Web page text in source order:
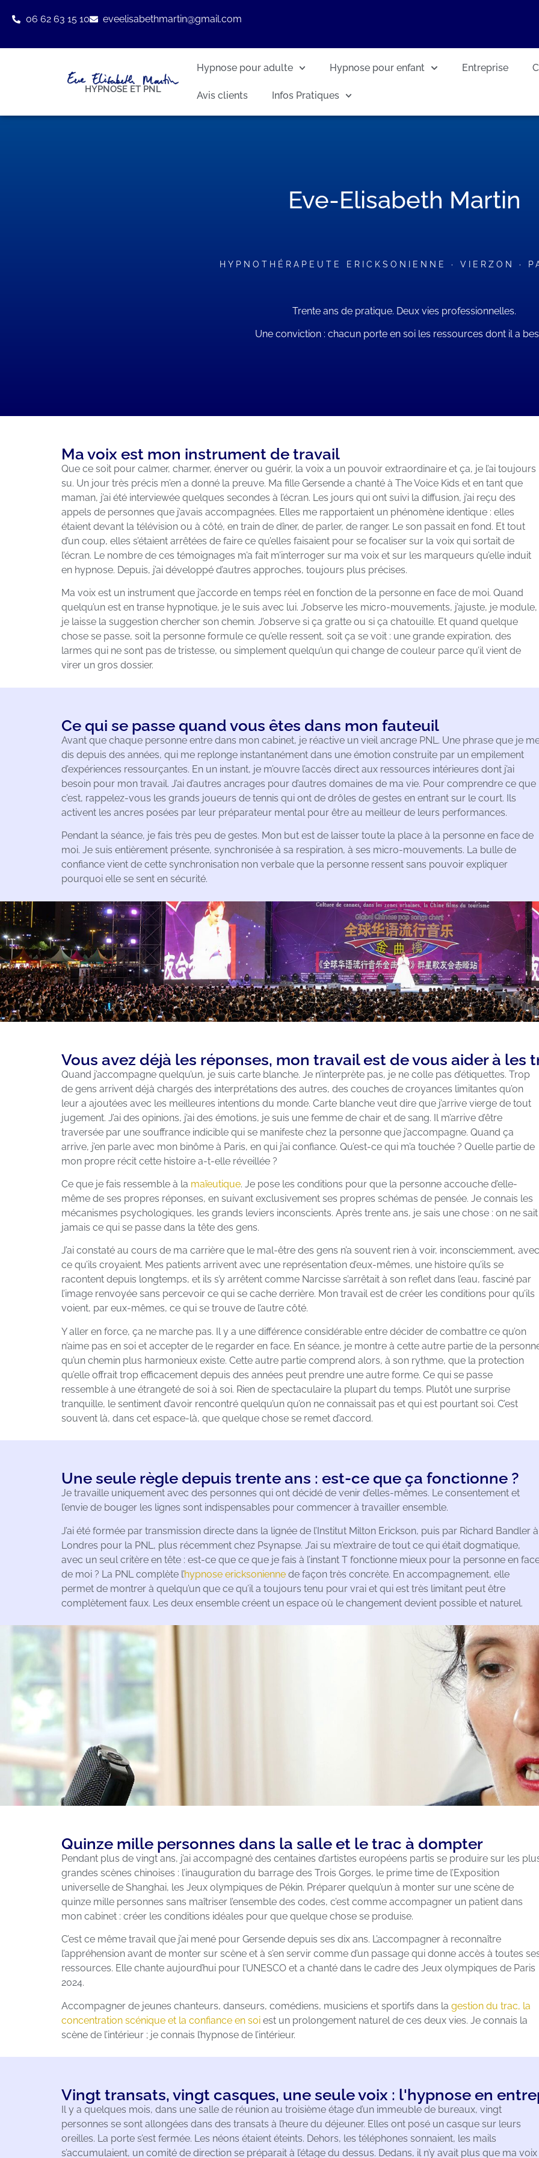
06 62 63 15 10 eveelisabethmartin@gmail.com
HYPNOSE ET PNL
Hypnose pour adulte Hypnose pour enfant Entreprise
Avis clients Infos Pratiques
Eve-Elisabeth Martin
HYPNOTHÉRAPEUTE ERICKSONIENNE · VIERZON ·
Trente ans de pratique. Deux vies professionnelles.
Une conviction : chacun porte en soi les ressources dont il a
Ma voix est mon instrument de travail
Que ce soit pour calmer, charmer, énerver ou guérir, la voix a un pouvoir extraordinaire et ça, je l’ai toujours
su. Un jour très précis m’en a donné la preuve. Ma fille Gersende a chanté à The Voice Kids et en tant que
maman, j’ai été interviewée quelques secondes à l’écran. Les jours qui ont suivi la diffusion, j’ai reçu des
appels de personnes que j’avais accompagnées. Elles me rapportaient un phénomène identique : elles
étaient devant la télévision ou à côté, en train de dîner, de parler, de ranger. Le son passait en fond. Et tout
d’un coup, elles s’étaient arrêtées de faire ce qu’elles faisaient pour se focaliser sur la voix qui sortait de
l’écran. Le nombre de ces témoignages m’a fait m’interroger sur ma voix et sur les marqueurs qu’elle induit
en hypnose. Depuis, j’ai développé d’autres approches, toujours plus précises.
Ma voix est un instrument que j’accorde en temps réel en fonction de la personne en face de moi. Quand
quelqu’un est en transe hypnotique, je le suis avec lui. J’observe les micro-mouvements, j’ajuste, je module,
je laisse la suggestion chercher son chemin. J’observe si ça gratte ou si ça chatouille. Et quand quelque
chose se passe, soit la personne formule ce qu’elle ressent, soit ça se voit : une grande expiration, des
larmes qui ne sont pas de tristesse, ou simplement quelqu’un qui change de couleur parce qu’il vient de
virer un gros dossier.
Ce qui se passe quand vous êtes dans mon fauteuil
Avant que chaque personne entre dans mon cabinet, je réactive un vieil ancrage PNL. Une phrase que je
dis depuis des années, qui me replonge instantanément dans une émotion construite par un empilement
d’expériences ressourçantes. En un instant, je m’ouvre l’accès direct aux ressources intérieures dont j’ai
besoin pour mon travail. J’ai d’autres ancrages pour d’autres domaines de ma vie. Pour comprendre ce que
c’est, rappelez-vous les grands joueurs de tennis qui ont de drôles de gestes en entrant sur le court. Ils
activent les ancres posées par leur préparateur mental pour être au meilleur de leurs performances.
Pendant la séance, je fais très peu de gestes. Mon but est de laisser toute la place à la personne en face de
moi. Je suis entièrement présente, synchronisée à sa respiration, à ses micro-mouvements. La bulle de
confiance vient de cette synchronisation non verbale que la personne ressent sans pouvoir expliquer
pourquoi elle se sent en sécurité.
Vous avez déjà les réponses, mon travail est de vous aider à les
Quand j’accompagne quelqu’un, je suis carte blanche. Je n’interprète pas, je ne colle pas d’étiquettes. Trop
de gens arrivent déjà chargés des interprétations des autres, des couches de croyances limitantes qu’on
leur a ajoutées avec les meilleures intentions du monde. Carte blanche veut dire que j’arrive vierge de tout
jugement. J’ai des opinions, j’ai des émotions, je suis une femme de chair et de sang. Il m’arrive d’être
traversée par une souffrance indicible qui se manifeste chez la personne que j’accompagne. Quand ça
arrive, j’en parle avec mon binôme à Paris, en qui j’ai confiance. Qu’est-ce qui m’a touchée ? Quelle partie de
mon propre récit cette histoire a-t-elle réveillée ?
Ce que je fais ressemble à la maïeutique. Je pose les conditions pour que la personne accouche d’elle-
même de ses propres réponses, en suivant exclusivement ses propres schémas de pensée. Je connais les
mécanismes psychologiques, les grands leviers inconscients. Après trente ans, je sais une chose : on ne sait
jamais ce qui se passe dans la tête des gens.
J’ai constaté au cours de ma carrière que le mal-être des gens n’a souvent rien à voir, inconsciemment, avec
ce qu’ils croyaient. Mes patients arrivent avec une représentation d’eux-mêmes, une histoire qu’ils se
racontent depuis longtemps, et ils s’y arrêtent comme Narcisse s’arrêtait à son reflet dans l’eau, fasciné par
l’image renvoyée sans percevoir ce qui se cache derrière. Mon travail est de créer les conditions pour qu’ils
voient, par eux-mêmes, ce qui se trouve de l’autre côté.
Y aller en force, ça ne marche pas. Il y a une différence considérable entre décider de combattre ce qu’on
n’aime pas en soi et accepter de le regarder en face. En séance, je montre à cette autre partie de la
qu’un chemin plus harmonieux existe. Cette autre partie comprend alors, à son rythme, que la protection
qu’elle offrait trop efficacement depuis des années peut prendre une autre forme. Ce qui se passe
ressemble à une étrangeté de soi à soi. Rien de spectaculaire la plupart du temps. Plutôt une surprise
tranquille, le sentiment d’avoir rencontré quelqu’un qu’on ne connaissait pas et qui est pourtant soi. C’est
souvent là, dans cet espace-là, que quelque chose se remet d’accord.
Une seule règle depuis trente ans : est-ce que ça fonctionne ?
Je travaille uniquement avec des personnes qui ont décidé de venir d’elles-mêmes. Le consentement et
l’envie de bouger les lignes sont indispensables pour commencer à travailler ensemble.
J’ai été formée par transmission directe dans la lignée de l’Institut Milton Erickson, puis par Richard Bandler à
Londres pour la PNL, plus récemment chez Psynapse. J’ai su m’extraire de tout ce qui était dogmatique,
avec un seul critère en tête : est-ce que ce que je fais à l’instant T fonctionne mieux pour la personne en
de moi ? La PNL complète l’hypnose ericksonienne de façon très concrète. En accompagnement, elle
permet de montrer à quelqu’un que ce qu’il a toujours tenu pour vrai et qui est très limitant peut être
complètement faux. Les deux ensemble créent un espace où le changement devient possible et naturel.
Quinze mille personnes dans la salle et le trac à dompter
Pendant plus de vingt ans, j’ai accompagné des centaines d’artistes européens partis se produire sur les
grandes scènes chinoises : l’inauguration du barrage des Trois Gorges, le prime time de l’Exposition
universelle de Shanghai, les Jeux olympiques de Pékin. Préparer quelqu’un à monter sur une scène de
quinze mille personnes sans maîtriser l’ensemble des codes, c’est comme accompagner un patient dans
mon cabinet : créer les conditions idéales pour que quelque chose se produise.
C’est ce même travail que j’ai mené pour Gersende depuis ses dix ans. L’accompagner à reconnaître
l’appréhension avant de monter sur scène et à s’en servir comme d’un passage qui donne accès à toutes
ressources. Elle chante aujourd’hui pour l’UNESCO et a chanté dans le cadre des Jeux olympiques de Paris
2024.
Accompagner de jeunes chanteurs, danseurs, comédiens, musiciens et sportifs dans la gestion du trac, la
concentration scénique et la confiance en soi est un prolongement naturel de ces deux vies. Je connais la
scène de l’intérieur ; je connais l’hypnose de l’intérieur.
Vingt transats, vingt casques, une seule voix : l'hypnose en
Il y a quelques mois, dans une salle de réunion au troisième étage d’un immeuble de bureaux, vingt
personnes se sont allongées dans des transats à l’heure du déjeuner. Elles ont posé un casque sur leurs
oreilles. La porte s’est fermée. Les néons étaient éteints. Dehors, les téléphones sonnaient, les mails
s’accumulaient, un comité de direction se préparait à l’étage du dessus. Dedans, il n’y avait plus que ma voix